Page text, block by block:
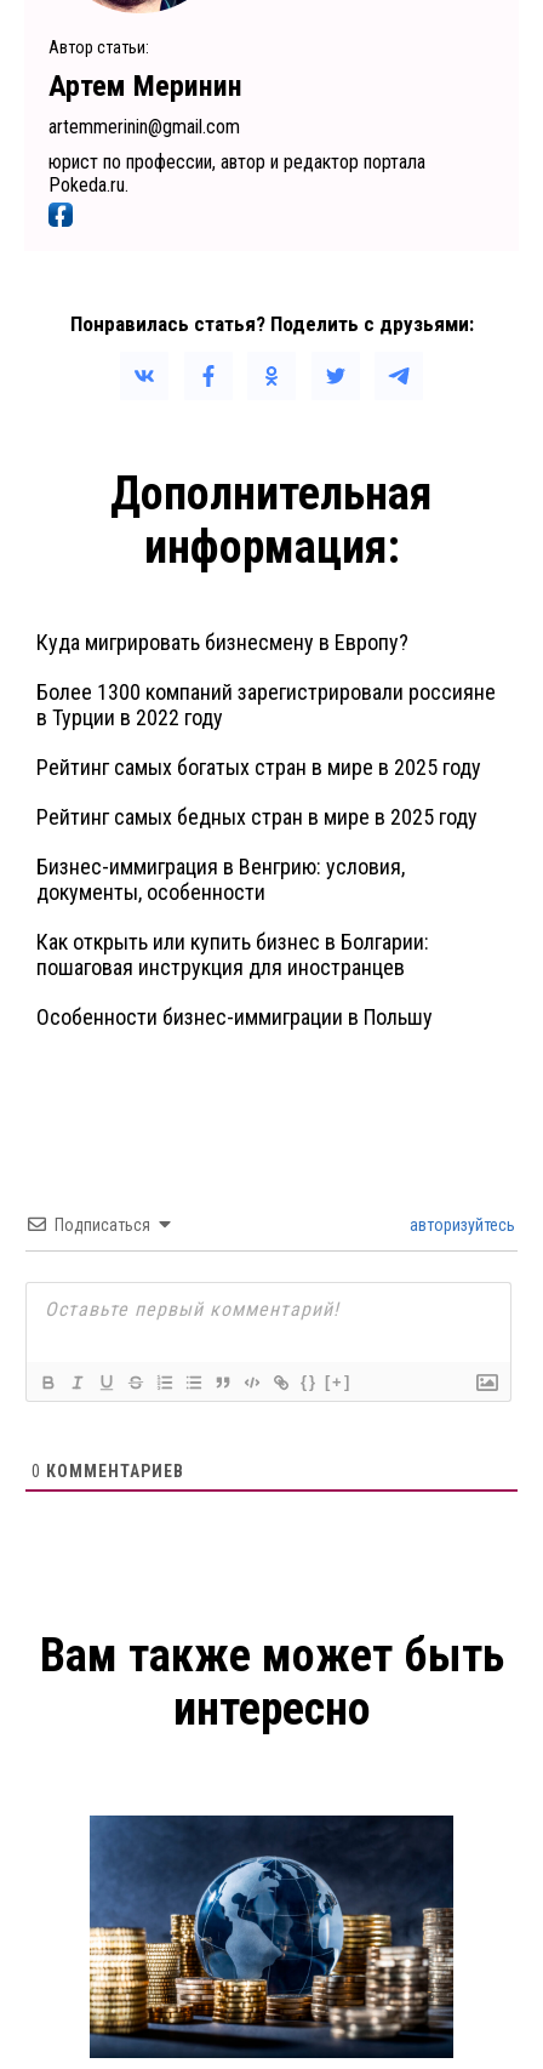
Автор статьи:
Артем Меринин
artemmerinin@gmail.com
юрист по профессии, автор и редактор портала
Pokeda.ru.
Понравилась статья? Поделить с друзьями:
Дополнительная
информация:
Куда мигрировать бизнесмену в Европу?
Более 1300 компаний зарегистрировали россияне
в Турции в 2022 году
Рейтинг самых богатых стран в мире в 2025 году
Рейтинг самых бедных стран в мире в 2025 году
Бизнес-иммиграция в Венгрию: условия,
документы, особенности
Как открыть или купить бизнес в Болгарии:
пошаговая инструкция для иностранцев
Особенности бизнес-иммиграции в Польшу
Подписаться авторизуйтесь
{} [+]
0 КОММЕНТАРИЕВ
Вам также может быть
интересно